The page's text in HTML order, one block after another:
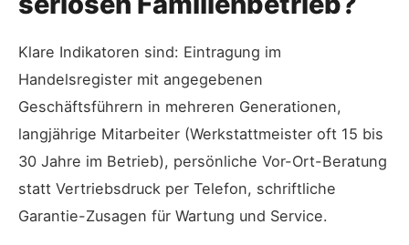
Klare Indikatoren sind: Eintragung im
Handelsregister mit angegebenen
Geschäftsführern in mehreren Generationen,
langjährige Mitarbeiter (Werkstattmeister oft 15 bis
30 Jahre im Betrieb), persönliche Vor-Ort-Beratung
statt Vertriebsdruck per Telefon, schriftliche
Garantie-Zusagen für Wartung und Service.